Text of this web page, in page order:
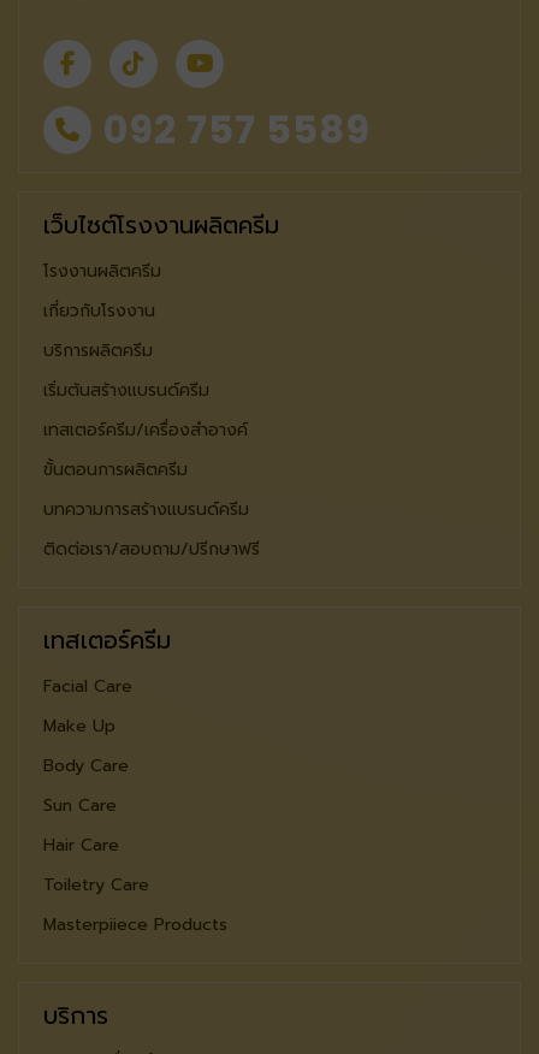
092 757 5589
เว็บไซต์โรงงานผลิตครีม
โรงงานผลิตครีม
เกี่ยวกับโรงงาน
บริการผลิตครีม
เริ่มต้นสร้างแบรนด์ครีม
เทสเตอร์ครีม/เครื่องสำอางค์
ขั้นตอนการผลิตครีม
บทความการสร้างแบรนด์ครีม
ติดต่อเรา/สอบถาม/ปรีกษาฟรี
เทสเตอร์ครีม
Facial Care
Make Up
Body Care
Sun Care
Hair Care
Toiletry Care
Masterpiiece Products
บริการ